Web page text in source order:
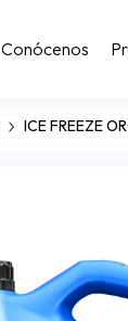
Conócenos
ICE FREEZE